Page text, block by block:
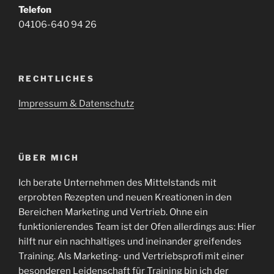
Telefon
04106-640 94 26
RECHTLICHES
Impressum & Datenschutz
ÜBER MICH
Ich berate Unternehmen des Mittelstands mit
erprobten Rezepten und neuen Kreationen in den
Bereichen Marketing und Vertrieb. Ohne ein
funktionierendes Team ist der Ofen allerdings aus: Hier
hilft nur ein nachhaltiges und ineinander greifendes
Training. Als Marketing- und Vertriebsprofi mit einer
besonderen Leidenschaft für Training bin ich der